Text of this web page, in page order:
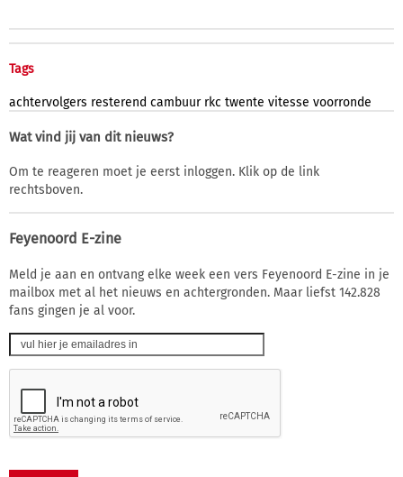
Tags
achtervolgers resterend cambuur rkc twente vitesse voorronde
Wat vind jij van dit nieuws?
Om te reageren moet je eerst inloggen. Klik op de link
rechtsboven.
Feyenoord E-zine
Meld je aan en ontvang elke week een vers Feyenoord E-zine in je
mailbox met al het nieuws en achtergronden. Maar liefst 142.828
fans gingen je al voor.